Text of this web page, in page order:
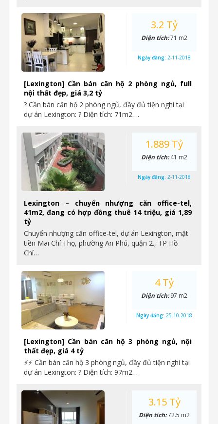
[Lexington] Cần bán căn hộ 2 phòng ngủ, full
nội thất đẹp, giá 3,2 tỷ
? Cần bán căn hộ 2 phòng ngủ, đầy đủ tiện nghi tại
dự án Lexington: ? Diện tích: 71m2….
3.2 Tỷ
Diện tích:71 m2
Ngày đăng: 2-11-2018
Lexington – chuyển nhượng căn office-tel,
41m2, đang có hợp đồng thuê 14 triệu, giá 1,89
tỷ
Chuyển nhượng căn office-tel, dự án Lexington, mặt
tiền Mai Chí Thọ, phường An Phú, quận 2., TP Hồ
Chí…
1.889 Tỷ
Diện tích:41 m2
Ngày đăng: 2-11-2018
[Lexington] Cần bán căn hộ 3 phòng ngủ, nội
thất đẹp, giá 4 tỷ
⚡⚡ Cần bán căn hộ 3 phòng ngủ, đầy đủ tiện nghi tại
dự án Lexington: ? Diện tích: 97m2…
4 Tỷ
Diện tích:97 m2
Ngày đăng: 25-10-2018
3.15 Tỷ
Diện tích:72.5 m2